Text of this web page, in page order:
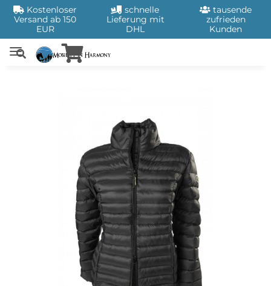
Kostenloser
Versand ab 150
EUR
schnelle
Lieferung mit
DHL
tausende
zufrieden
Kunden